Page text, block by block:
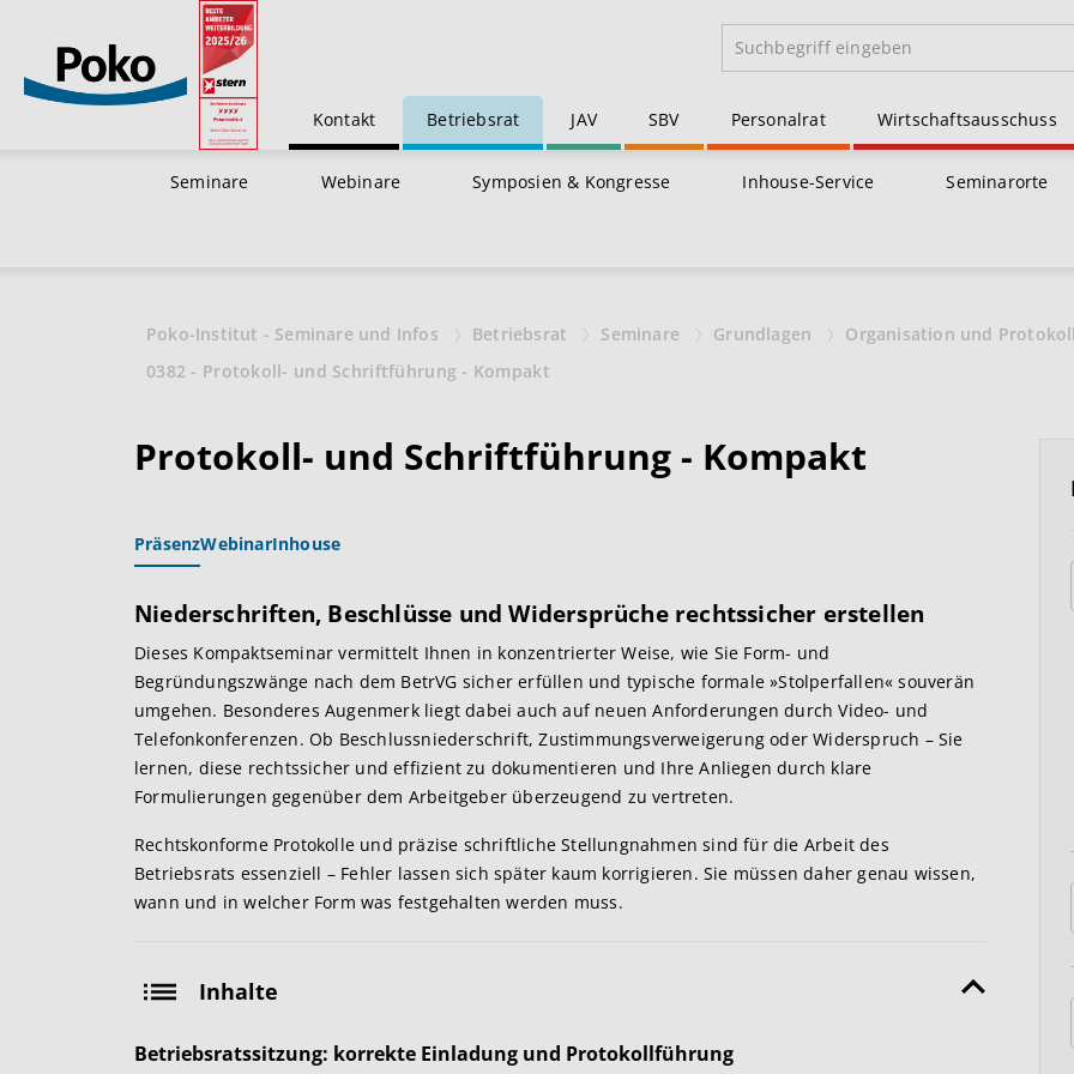
Kontakt Betriebsrat JAV SBV Personalrat Wirtschaftsausschuss
Seminare Webinare Symposien & Kongresse Inhouse-Service Seminarorte
Poko-Institut - Seminare und Infos Betriebsrat Seminare Grundlagen
Organisation und
0382 - Protokoll- und Schriftführung - Kompakt
Protokoll- und Schriftführung - Kompakt
PräsenzWebinarInhouse
Niederschriften, Beschlüsse und Widersprüche rechtssicher erstellen
Dieses Kompaktseminar vermittelt Ihnen in konzentrierter Weise, wie Sie Form- und
Begründungszwänge nach dem BetrVG sicher erfüllen und typische formale »Stolperfallen« souverän
umgehen. Besonderes Augenmerk liegt dabei auch auf neuen Anforderungen durch Video- und
Telefonkonferenzen. Ob Beschlussniederschrift, Zustimmungsverweigerung oder Widerspruch – Sie
lernen, diese rechtssicher und effizient zu dokumentieren und Ihre Anliegen durch klare
Formulierungen gegenüber dem Arbeitgeber überzeugend zu vertreten.
Rechtskonforme Protokolle und präzise schriftliche Stellungnahmen sind für die Arbeit des
Betriebsrats essenziell – Fehler lassen sich später kaum korrigieren. Sie müssen daher genau wissen,
wann und in welcher Form was festgehalten werden muss.
Inhalte
Betriebsratssitzung: korrekte Einladung und Protokollführung